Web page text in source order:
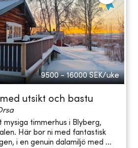
9500 - 16000 SEK/uke
utsikt och bastu
mysiga timmerhus i Blyberg,
Här bor ni med fantastisk
i en genuin dalamiljö med ...